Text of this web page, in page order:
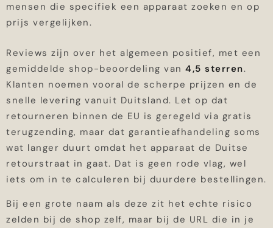
mensen die specifiek een apparaat zoeken en op
prijs vergelijken.
Reviews zijn over het algemeen positief, met een
gemiddelde shop-beoordeling van 4,5 sterren.
Klanten noemen vooral de scherpe prijzen en de
snelle levering vanuit Duitsland. Let op dat
retourneren binnen de EU is geregeld via gratis
terugzending, maar dat garantieafhandeling soms
wat langer duurt omdat het apparaat de Duitse
retourstraat in gaat. Dat is geen rode vlag, wel
iets om in te calculeren bij duurdere bestellingen.
Bij een grote naam als deze zit het echte risico
zelden bij de shop zelf, maar bij de URL die in je